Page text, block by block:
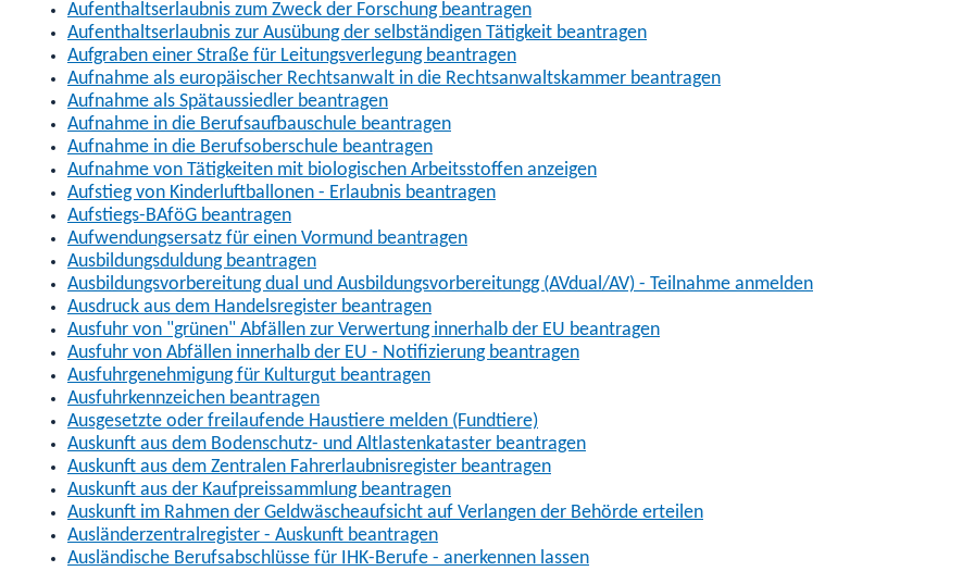
Aufenthaltserlaubnis zum Zweck der Forschung beantragen
Aufenthaltserlaubnis zur Ausübung der selbständigen Tätigkeit beantragen
Aufgraben einer Straße für Leitungsverlegung beantragen
Aufnahme als europäischer Rechtsanwalt in die Rechtsanwaltskammer beantragen
Aufnahme als Spätaussiedler beantragen
Aufnahme in die Berufsaufbauschule beantragen
Aufnahme in die Berufsoberschule beantragen
Aufnahme von Tätigkeiten mit biologischen Arbeitsstoffen anzeigen
Aufstieg von Kinderluftballonen - Erlaubnis beantragen
Aufstiegs-BAföG beantragen
Aufwendungsersatz für einen Vormund beantragen
Ausbildungsduldung beantragen
Ausbildungsvorbereitung dual und Ausbildungsvorbereitungg (AVdual/AV) - Teilnahme anmelden
Ausdruck aus dem Handelsregister beantragen
Ausfuhr von "grünen" Abfällen zur Verwertung innerhalb der EU beantragen
Ausfuhr von Abfällen innerhalb der EU - Notifizierung beantragen
Ausfuhrgenehmigung für Kulturgut beantragen
Ausfuhrkennzeichen beantragen
Ausgesetzte oder freilaufende Haustiere melden (Fundtiere)
Auskunft aus dem Bodenschutz- und Altlastenkataster beantragen
Auskunft aus dem Zentralen Fahrerlaubnisregister beantragen
Auskunft aus der Kaufpreissammlung beantragen
Auskunft im Rahmen der Geldwäscheaufsicht auf Verlangen der Behörde erteilen
Ausländerzentralregister - Auskunft beantragen
Ausländische Berufsabschlüsse für IHK-Berufe - anerkennen lassen